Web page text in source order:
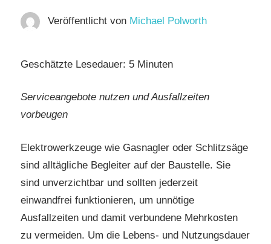
Veröffentlicht von Michael Polworth
Geschätzte Lesedauer: 5 Minuten
Serviceangebote nutzen und Ausfallzeiten
vorbeugen
Elektrowerkzeuge wie Gasnagler oder Schlitzsäge
sind alltägliche Begleiter auf der Baustelle. Sie
sind unverzichtbar und sollten jederzeit
einwandfrei funktionieren, um unnötige
Ausfallzeiten und damit verbundene Mehrkosten
zu vermeiden. Um die Lebens- und Nutzungsdauer